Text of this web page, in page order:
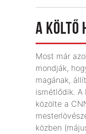
A KÖLTŐ
Most már
mondják,
magának,
ismétlődik. A
közölte a
közben